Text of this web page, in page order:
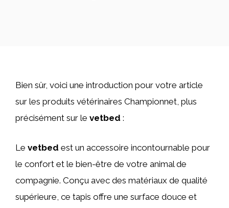
Bien sûr, voici une introduction pour votre article
sur les produits vétérinaires Championnet, plus
précisément sur le vetbed :
Le vetbed est un accessoire incontournable pour
le confort et le bien-être de votre animal de
compagnie. Conçu avec des matériaux de qualité
supérieure, ce tapis offre une surface douce et